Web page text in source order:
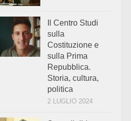
Il Centro Studi
sulla
Costituzione e
sulla Prima
Repubblica.
Storia, cultura,
politica
2 LUGLIO 2024